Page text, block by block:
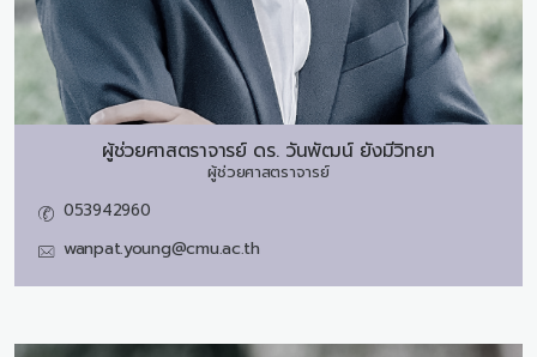
ผู้ช่วยศาสตราจารย์ ดร. วันพัฒน์ ยังมีวิทยา
ผู้ช่วยศาสตราจารย์
053942960
wanpat.young@cmu.ac.th